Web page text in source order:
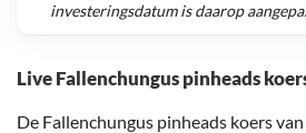
Live Fallenchungus pinheads
De Fallenchungus pinheads koers
investeringsdatum is daarop